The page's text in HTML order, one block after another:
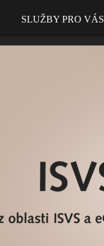
SLUŽBY PRO VÁS